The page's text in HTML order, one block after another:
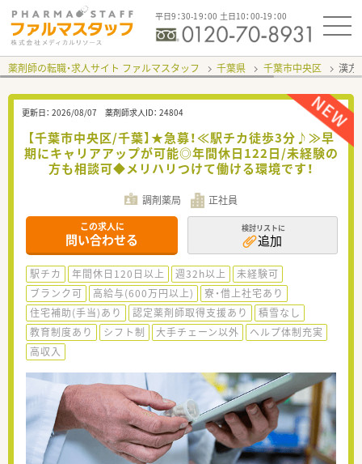
平日9：30-19：00 土日10：00-19：00
薬剤師の転職・求人サイト ファルマスタッフ 千葉県 千葉市中央区 漢方
更新日： 2026/08/07 薬剤師求人ID： 24804
【千葉市中央区/千葉】★急募！≪駅チカ徒歩3分♪≫早
期にキャリアアップが可能◎年間休日122日/未経験の
方も相談可◆メリハリつけて働ける環境です！
調剤薬局 正社員
この求人に
問い合わせる
検討リストに
追加
駅チカ 年間休日120日以上 週32h以上
未経験可
ブランク可
高給与(600万円以上)
寮・借上社宅あり
住宅補助(手当)あり
認定薬剤師取得支援あり
積雪なし
教育制度あり
シフト制 大手チェーン以外
ヘルプ体制充実
高収入